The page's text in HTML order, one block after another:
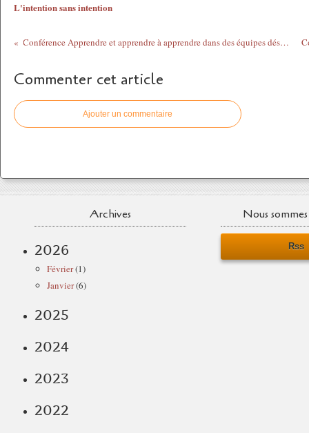
L'intention sans intention
Conférence Apprendre et apprendre à apprendre dans des équipes déspatialisées
Commenter cet article
Ajouter un commentaire
Archives
2026
Février(1)
Janvier(6)
2025
2024
2023
2022
Nous
Rss